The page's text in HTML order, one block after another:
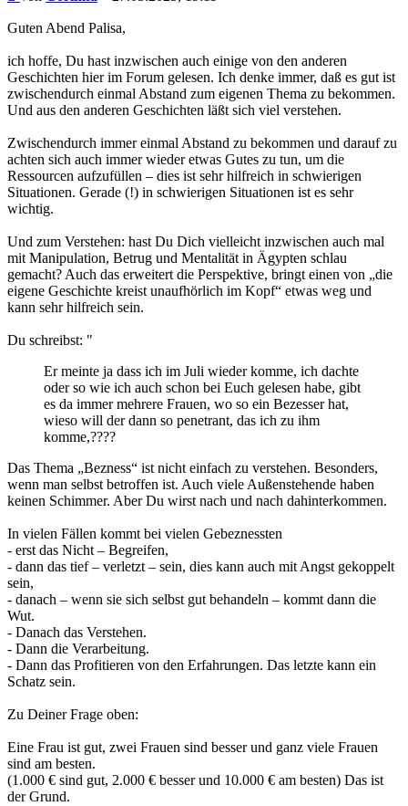
Guten Abend Palisa,
ich hoffe, Du hast inzwischen auch einige von den anderen
Geschichten hier im Forum gelesen. Ich denke immer, daß es gut ist
zwischendurch einmal Abstand zum eigenen Thema zu bekommen.
Und aus den anderen Geschichten läßt sich viel verstehen.
Zwischendurch immer einmal Abstand zu bekommen und darauf zu
achten sich auch immer wieder etwas Gutes zu tun, um die
Ressourcen aufzufüllen – dies ist sehr hilfreich in schwierigen
Situationen. Gerade (!) in schwierigen Situationen ist es sehr
wichtig.
Und zum Verstehen: hast Du Dich vielleicht inzwischen auch mal
mit Manipulation, Betrug und Mentalität in Ägypten schlau
gemacht? Auch das erweitert die Perspektive, bringt einen von „die
eigene Geschichte kreist unaufhörlich im Kopf“ etwas weg und
kann sehr hilfreich sein.
Du schreibst: "
Er meinte ja dass ich im Juli wieder komme, ich dachte
oder so wie ich auch schon bei Euch gelesen habe, gibt
es da immer mehrere Frauen, wo so ein Bezesser hat,
wieso will der dann so penetrant, das ich zu ihm
komme,????
Das Thema „Bezness“ ist nicht einfach zu verstehen. Besonders,
wenn man selbst betroffen ist. Auch viele Außenstehende haben
keinen Schimmer. Aber Du wirst nach und nach dahinterkommen.
In vielen Fällen kommt bei vielen Gebeznessten
- erst das Nicht – Begreifen,
- dann das tief – verletzt – sein, dies kann auch mit Angst gekoppelt
sein,
- danach – wenn sie sich selbst gut behandeln – kommt dann die
Wut.
- Danach das Verstehen.
- Dann die Verarbeitung.
- Dann das Profitieren von den Erfahrungen. Das letzte kann ein
Schatz sein.
Zu Deiner Frage oben:
Eine Frau ist gut, zwei Frauen sind besser und ganz viele Frauen
sind am besten.
(1.000 € sind gut, 2.000 € besser und 10.000 € am besten) Das ist
der Grund.